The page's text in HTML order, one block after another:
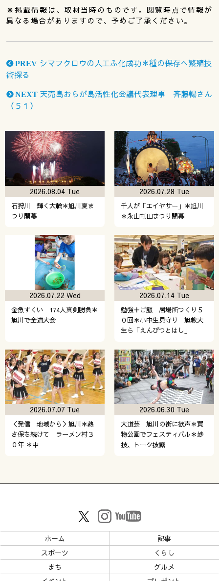
※掲載情報は、取材当時のものです。閲覧時点で情報が
異なる場合がありますので、予めご了承ください。
PREV シマフクロウの人工ふ化成功＊種の保存へ繁殖技
術探る
NEXT 天売島おらが島活性化会議代表理事 斉藤暢さん
（５１）
石狩川 輝く大輪＊旭川夏ま
つり開幕
2026.08.04 Tue
千人が「エイヤサー」＊旭川
＊永山屯田まつり閉幕
2026.07.28 Tue
金魚すくい 174人真剣勝負＊
旭川で全道大会
2026.07.22 Wed
勉強＋ご飯 居場所つくり５
０回＊小中生見守り 旭教大
生ら「えんぴつとはし」
2026.07.14 Tue
＜発信 地域から＞旭川＊熱
さ保ち続けて ラーメン村３
０年 ＊中
2026.07.07 Tue
大道芸 旭川の街に歓声＊買
物公園でフェスティバル＊妙
技、トーク披露
2026.06.30 Tue
ホーム
記事
スポーツ
くらし
まち
グルメ